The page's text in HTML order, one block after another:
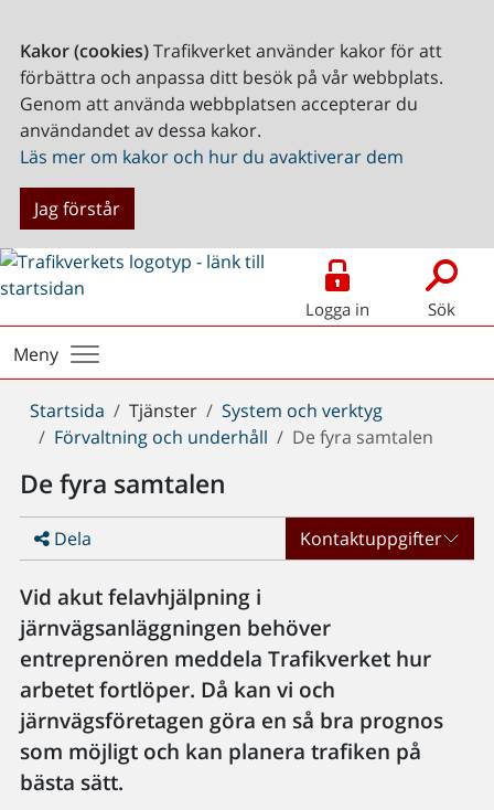
Kakor (cookies)Trafikverket använder kakor för att
förbättra och anpassa ditt besök på vår webbplats.
Genom att använda webbplatsen accepterar du
användandet av dessa kakor.
Läs mer om kakor och hur du avaktiverar dem
Jag förstår
Logga in Sök
Meny
Du
är
Startsida Tjänster
System och verktyg
Förvaltning och underhåll
De fyra samtalen
De fyra samtalen
Dela Kontaktuppgifter
Vid akut felavhjälpning i
järnvägsanläggningen behöver
entreprenören meddela Trafikverket hur
arbetet fortlöper. Då kan vi och
järnvägsföretagen göra en så bra prognos
som möjligt och kan planera trafiken på
bästa sätt.